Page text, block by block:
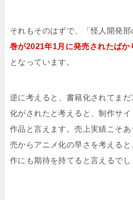
それもそのはずで、「怪人開発
巻が2021年1月に発売されたばか
となっています。
逆に考えると、書籍化されてま
化がされたと考えると、制作サ
作品と言えます。売上実績こそ
売からアニメ化の早さを考える
作にも期待を持てると言えるでし